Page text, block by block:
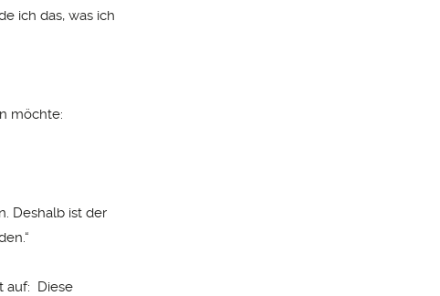
ich das, was ich
möchte:
Deshalb ist der
auf: Diese